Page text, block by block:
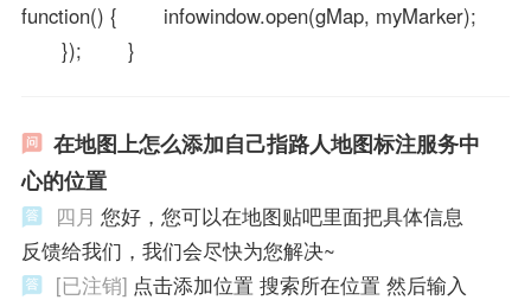
function() { infowindow.open(gMap, myMarker);
}); }
在地图上怎么添加自己指路人地图标注服务中
心的位置
四月 您好，您可以在地图贴吧里面把具体信息
反馈给我们，我们会尽快为您解决~
[已注销] 点击添加位置 搜索所在位置 然后输入